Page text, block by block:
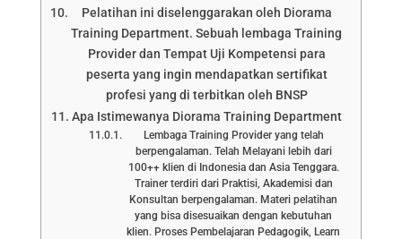
Pelatihan ini diselenggarakan oleh Diorama
Training Department. Sebuah lembaga Training
Provider dan Tempat Uji Kompetensi para
peserta yang ingin mendapatkan sertifikat
profesi yang di terbitkan oleh BNSP
Apa Istimewanya Diorama Training Department
Lembaga Training Provider yang telah
berpengalaman. Telah Melayani lebih dari
100++ klien di Indonesia dan Asia Tenggara.
Trainer terdiri dari Praktisi, Akademisi dan
Konsultan berpengalaman. Materi pelatihan
yang bisa disesuaikan dengan kebutuhan
klien. Proses Pembelajaran Pedagogik, Learn